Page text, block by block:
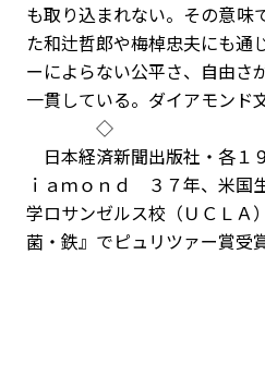
も取り込まれない。その意味
た和辻哲郎や梅棹忠夫にも通
ーによらない公平さ、自由さ
一貫している。ダイアモンド
◇
日本経済新聞出版社・各１
ｉａｍｏｎｄ ３７年、米国
学ロサンゼルス校（ＵＣＬＡ
菌・鉄』でピュリツァー賞受賞